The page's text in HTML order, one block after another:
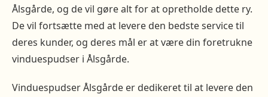
Ålsgårde, og de vil gøre alt for at opretholde dette ry.
De vil fortsætte med at levere den bedste service til
deres kunder, og deres mål er at være din foretrukne
vinduespudser i Ålsgårde.
Vinduespudser Ålsgårde er dedikeret til at levere den